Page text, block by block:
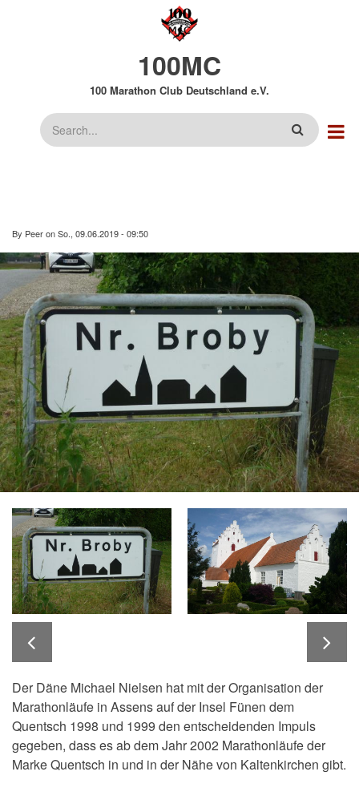
100MC
100 Marathon Club Deutschland e.V.
Suche
By PeeronSo., 09.06.2019 - 09:50
Der Däne Michael Nielsen hat mit der Organisation der
Marathonläufe in Assens auf der Insel Fünen dem
Quentsch 1998 und 1999 den entscheidenden Impuls
gegeben, dass es ab dem Jahr 2002 Marathonläufe der
Marke Quentsch in und in der Nähe von Kaltenkirchen gibt.